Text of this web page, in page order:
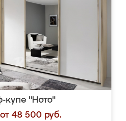
купе "Ното"
48 500 руб.